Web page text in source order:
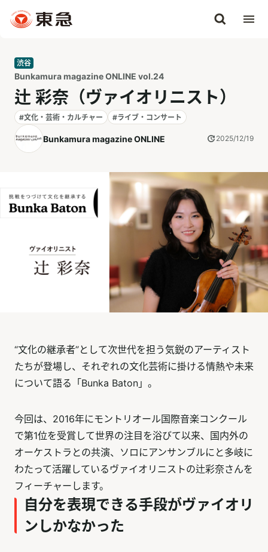
渋谷
Bunkamura magazine ONLINE vol.24
辻 彩奈（ヴァイオリニスト）
#文化・芸術・カルチャー #ライブ・コンサート
Bunkamura magazine ONLINE 2025/12/19
“文化の継承者”として次世代を担う気鋭のアーティスト
たちが登場し、それぞれの文化芸術に掛ける情熱や未来
について語る「Bunka Baton」。
今回は、2016年にモントリオール国際音楽コンクール
で第1位を受賞して世界の注目を浴びて以来、国内外の
オーケストラとの共演、ソロにアンサンブルにと多岐に
わたって活躍しているヴァイオリニストの辻彩奈さんを
フィーチャーします。
自分を表現できる手段がヴァイオリ
ンしかなかった